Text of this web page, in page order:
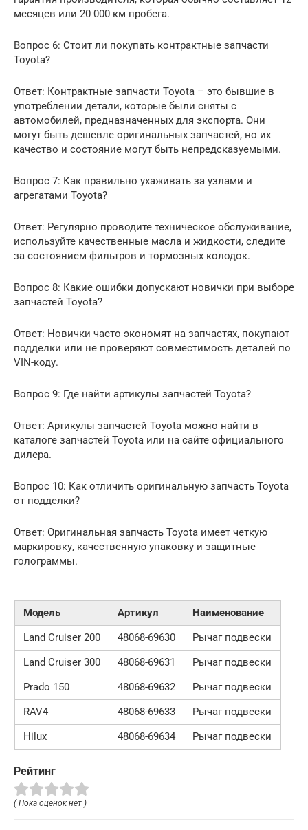
месяцев или 20 000 км пробега.
Вопрос 6: Стоит ли покупать контрактные запчасти
Toyota?
Ответ: Контрактные запчасти Toyota – это бывшие в
употреблении детали, которые были сняты с
автомобилей, предназначенных для экспорта. Они
могут быть дешевле оригинальных запчастей, но их
качество и состояние могут быть непредсказуемыми.
Вопрос 7: Как правильно ухаживать за узлами и
агрегатами Toyota?
Ответ: Регулярно проводите техническое обслуживание,
используйте качественные масла и жидкости, следите
за состоянием фильтров и тормозных колодок.
Вопрос 8: Какие ошибки допускают новички при выборе
запчастей Toyota?
Ответ: Новички часто экономят на запчастях, покупают
подделки или не проверяют совместимость деталей по
VIN-коду.
Вопрос 9: Где найти артикулы запчастей Toyota?
Ответ: Артикулы запчастей Toyota можно найти в
каталоге запчастей Toyota или на сайте официального
дилера.
Вопрос 10: Как отличить оригинальную запчасть Toyota
от подделки?
Ответ: Оригинальная запчасть Toyota имеет четкую
маркировку, качественную упаковку и защитные
голограммы.
Модель Артикул
Наименование
Land Cruiser 200
48068-69630
Рычаг подвески
Land Cruiser 300
48068-69631
Рычаг подвески
Prado 150
48068-69632
Рычаг подвески
RAV4
48068-69633
Рычаг подвески
Hilux
48068-69634 Рычаг подвески
Рейтинг
( Пока оценок нет )